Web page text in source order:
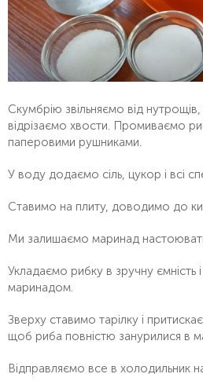
Скумбрію звільняємо від
відрізаємо хвости. Промиваємо
паперовими рушниками.
У воду додаємо сіль, цукор і всі
Ставимо на плиту, доводимо до
Ми залишаємо маринад
Укладаємо рибку в зручну
маринадом.
Зверху ставимо тарілку і
щоб риба повністю занурилися в
Відправляємо все в холодильник